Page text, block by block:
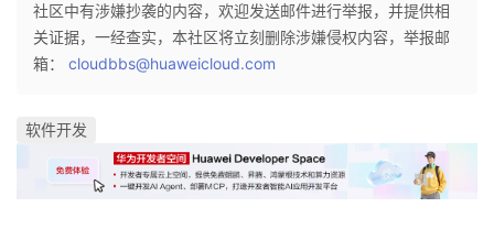
社区中有涉嫌抄袭的内容，欢迎发送邮件进行举报，并提供相
关证据，一经查实，本社区将立刻删除涉嫌侵权内容，举报邮
箱： cloudbbs@huaweicloud.com
软件开发